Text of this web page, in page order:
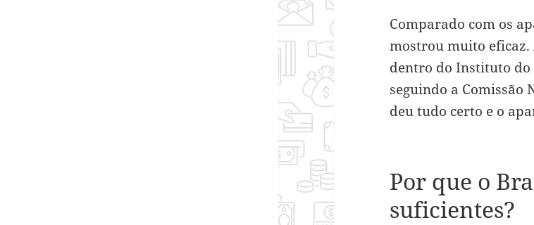
Comparado com os
mostrou muito eficaz.
dentro do Instituto do
seguindo a Comissão
deu tudo certo e o
Por que o
suficientes?